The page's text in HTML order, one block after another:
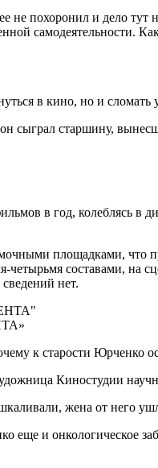
не похоронил и дело
самодеятельности.
в кино, но и
сыграл старшину,
в год, колеблясь в
площадками, что
четырьмя составами,
сведений нет.
к старости Юрченко
Киностудии
жена от него
еще и онкологическое